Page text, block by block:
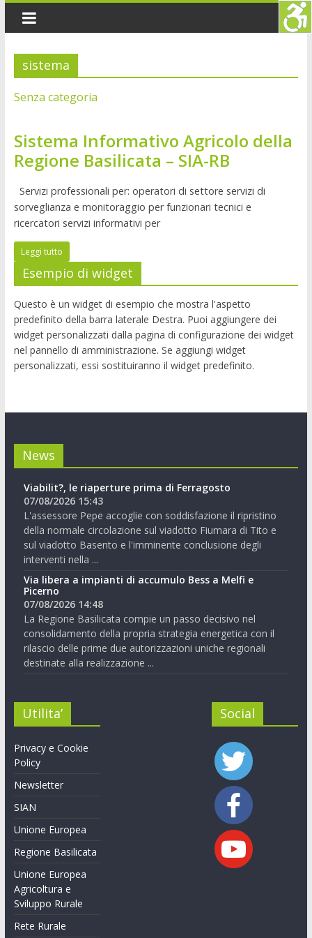
sistema
Senza categoria
Sistema Informativo Agricolo della
Regione Basilicata – SIA-RB
Servizi professionali per: operatori di settore servizi di
sorveglianza e monitoraggio per funzionari tecnici e
ricercatori servizi informativi per
Leggi tutto
Esempio di widget
Questo è un widget di esempio che mostra l'aspetto
predefinito della barra laterale Destra. Puoi aggiungere dei
widget personalizzati dalla pagina di configurazione dei widget
nel pannello di amministrazione. Se aggiungi widget
personalizzati, essi sostituiranno il widget predefinito.
News
Viabilit?, le riaperture prima di Ferragosto
07/08/2026 15:43
L'assessore Pepe accoglie con soddisfazione il ripristino
della normale circolazione sul viadotto Fiumara di Tito e
sul viadotto Basento e l'imminente conclusione degli
interventi nella ...
Via libera a impianti di accumulo Bess a Melfi e
Picerno
07/08/2026 14:48
La Regione Basilicata compie un passo decisivo nel
consolidamento della propria strategia energetica con il
rilascio delle prime due autorizzazioni uniche regionali
destinate alla realizzazione ...
Utilita’
Privacy e Cookie
Policy
Newsletter
SIAN
Unione Europea
Regione Basilicata
Unione Europea
Agricoltura e
Sviluppo Rurale
Rete Rurale
Social